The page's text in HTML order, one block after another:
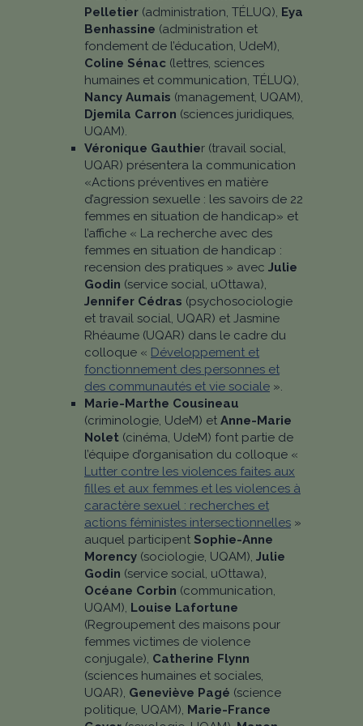
Pelletier (administration, TÉLUQ), Eya
Benhassine (administration et
fondement de l’éducation, UdeM),
Coline Sénac (lettres, sciences
humaines et communication, TÉLUQ),
Nancy Aumais (management, UQAM),
Djemila Carron (sciences juridiques,
UQAM).
Véronique Gauthier (travail social,
UQAR) présentera la communication
«Actions préventives en matière
d’agression sexuelle : les savoirs de 22
femmes en situation de handicap» et
l’affiche « La recherche avec des
femmes en situation de handicap :
recension des pratiques » avec Julie
Godin (service social, uOttawa),
Jennifer Cédras (psychosociologie
et travail social, UQAR) et Jasmine
Rhéaume (UQAR) dans le cadre du
colloque « Développement et
fonctionnement des personnes et
des communautés et vie sociale ».
Marie-Marthe Cousineau
(criminologie, UdeM) et Anne-Marie
Nolet (cinéma, UdeM) font partie de
l’équipe d’organisation du colloque «
Lutter contre les violences faites aux
filles et aux femmes et les violences à
caractère sexuel : recherches et
actions féministes intersectionnelles »
auquel participent Sophie-Anne
Morency (sociologie, UQAM), Julie
Godin (service social, uOttawa),
Océane Corbin (communication,
UQAM), Louise Lafortune
(Regroupement des maisons pour
femmes victimes de violence
conjugale), Catherine Flynn
(sciences humaines et sociales,
UQAR), Geneviève Pagé (science
politique, UQAM), Marie-France